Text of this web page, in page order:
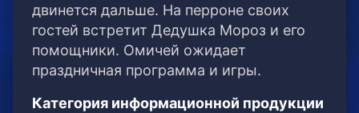
двинется дальше. На перроне своих
гостей встретит Дедушка Мороз и его
помощники. Омичей ожидает
праздничная программа и игры.
Категория информационной продукции